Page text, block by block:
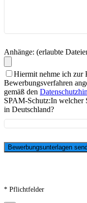
Anhänge: (erlaubte
Hiermit nehme ich zur
Bewerbungsverfahren
gemäß den
SPAM-Schutz:In welcher
in Deutschland?
* Pflichtfelder